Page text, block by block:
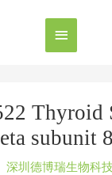
Thyroid
subunit
深圳德博瑞生物科